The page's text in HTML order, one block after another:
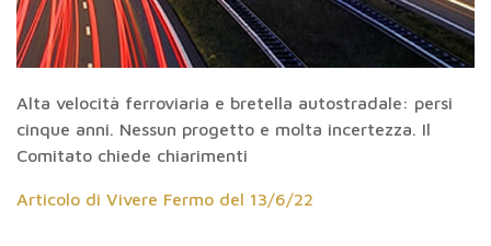
Alta velocità ferroviaria e bretella autostradale: persi
cinque anni. Nessun progetto e molta incertezza. Il
Comitato chiede chiarimenti
Articolo di Vivere Fermo del 13/6/22